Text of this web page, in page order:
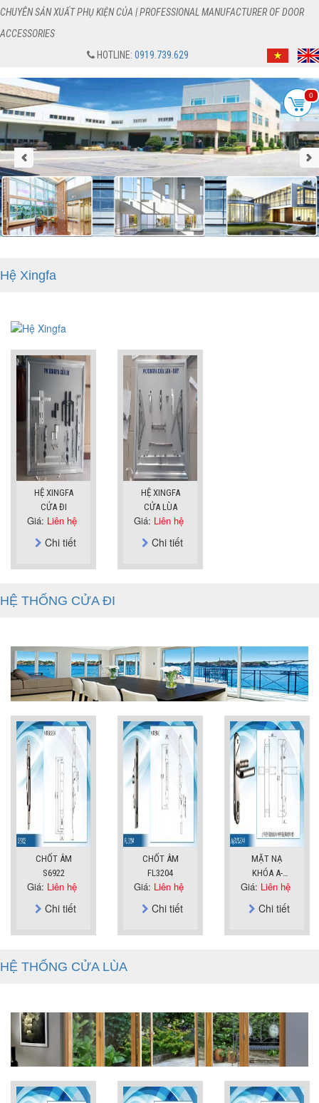
CHUYÊN SẢN XUẤT PHỤ KIỆN CỦA | PROFESSIONAL MANUFACTURER OF DOOR
ACCESSORIES
HOTLINE: 0919.739.629
0
Hệ Xingfa
HỆ XINGFA
CỬA ĐI
Giá: Liên hệ
Chi tiết
HỆ XINGFA
CỬA LÙA
Giá: Liên hệ
Chi tiết
HỆ THỐNG CỬA ĐI
CHỐT ÂM
S6922
Giá: Liên hệ
Chi tiết
CHỐT ÂM
FL3204
Giá: Liên hệ
Chi tiết
MẶT NẠ
KHÓA A-
SUS304
Giá: Liên hệ
Chi tiết
HỆ THỐNG CỬA LÙA